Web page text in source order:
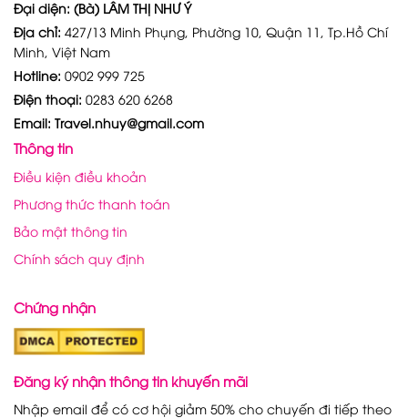
Đại diện: (Bà) LÂM THỊ NHƯ Ý
Địa chỉ: 427/13 Minh Phụng, Phường 10, Quận 11, Tp.Hồ Chí
Minh, Việt Nam
Hotline: 0902 999 725
Điện thoại: 0283 620 6268
Email: Travel.nhuy@gmail.com
Thông tin
Điều kiện điều khoản
Phương thức thanh toán
Bảo mật thông tin
Chính sách quy định
Chứng nhận
Đăng ký nhận thông tin khuyến mãi
Nhập email để có cơ hội giảm 50% cho chuyến đi tiếp theo